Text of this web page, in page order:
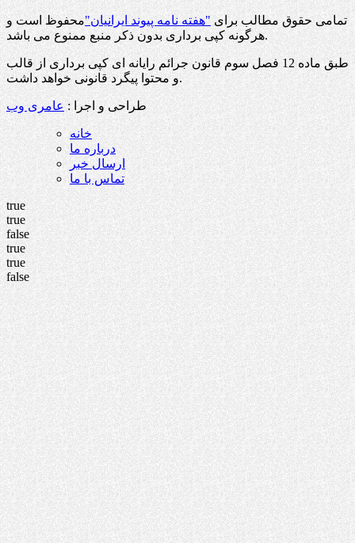
تمامی حقوق مطالب برای "هفته نامه پیوند ایرانیان"محفوظ است و
هرگونه کپی برداری بدون ذکر منبع ممنوع می باشد.
طبق ماده 12 فصل سوم قانون جرائم رایانه ای کپی برداری از قالب
و محتوا پیگرد قانونی خواهد داشت.
طراحی و اجرا : عامری وب
خانه
درباره ما
ارسال خبر
تماس با ما
true
true
false
true
true
false